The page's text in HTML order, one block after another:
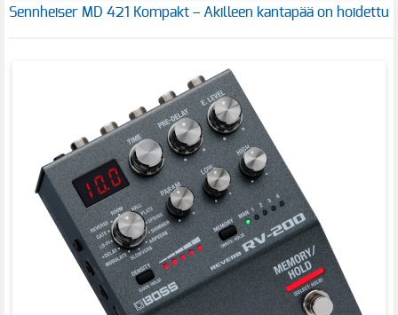
Sennheiser MD 421 Kompakt – Akilleen kantapää on hoidettu